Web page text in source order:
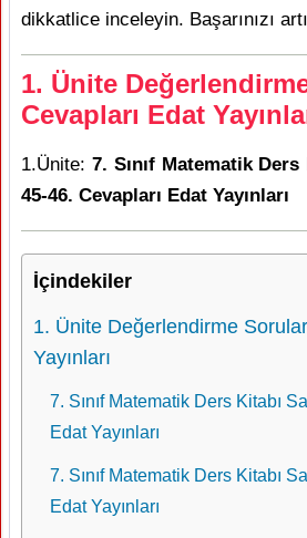
dikkatlice inceleyin. Başarınızı
1. Ünite
Cevapları Edat
1.Ünite: 7. Sınıf Matematik
45-46. Cevapları Edat Yayınları
İçindekiler
1. Ünite Değerlendirme
Yayınları
7. Sınıf Matematik Ders Kitabı
Edat Yayınları
7. Sınıf Matematik Ders Kitabı
Edat Yayınları